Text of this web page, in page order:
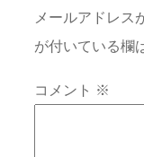
メールアドレス
が付いている欄
コメント ※